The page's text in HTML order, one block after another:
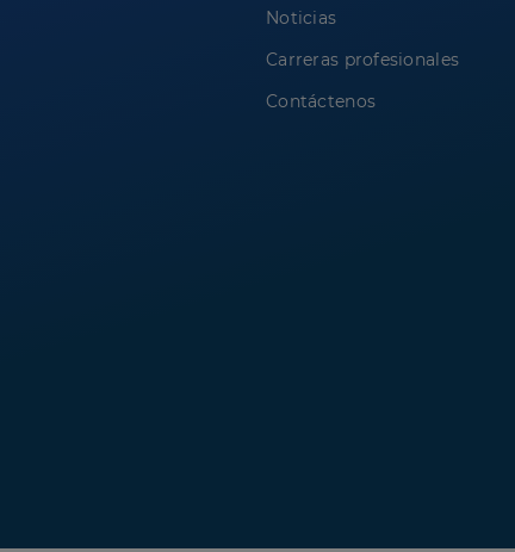
Noticias
Carreras profesionales
Contáctenos